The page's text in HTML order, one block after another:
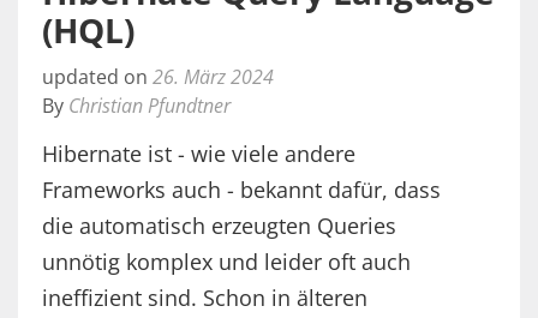
(HQL)
updated on 26. März 2024
By Christian Pfundtner
Hibernate ist - wie viele andere
Frameworks auch - bekannt dafür, dass
die automatisch erzeugten Queries
unnötig komplex und leider oft auch
ineffizient sind. Schon in älteren